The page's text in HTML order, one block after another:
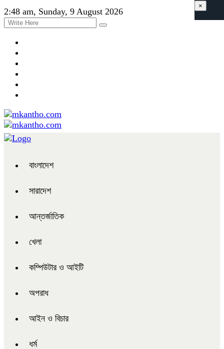
2:48 am, Sunday, 9 August 2026
বাংলাদেশ
সারাদেশ
আন্তর্জাতিক
খেলা
কম্পিউটার ও আইটি
অপরাধ
আইন ও বিচার
ধর্ম
×